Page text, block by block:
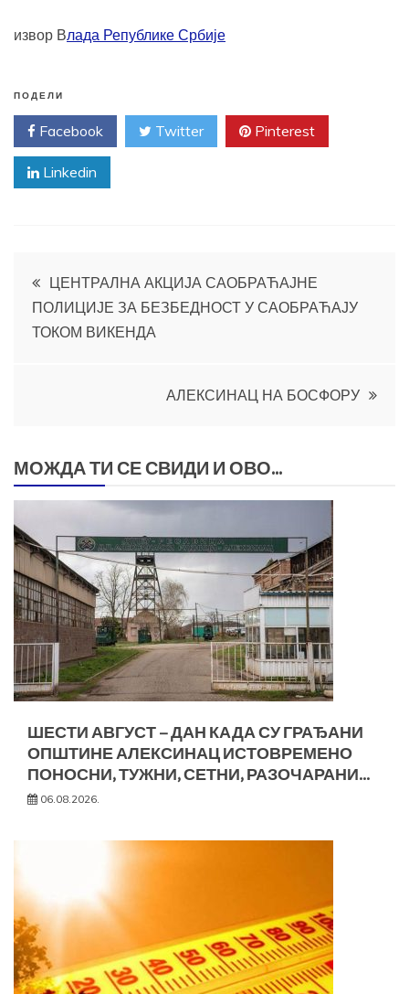
извор Влада Републике Србије
ПОДЕЛИ
Facebook Twitter Pinterest
Linkedin
Кретање
чланка
ЦЕНТРАЛНА АКЦИЈА САОБРАЋАЈНЕ
ПОЛИЦИЈЕ ЗА БЕЗБЕДНОСТ У САОБРАЋАЈУ
ТОКОМ ВИКЕНДА
АЛЕКСИНАЦ НА БОСФОРУ
МОЖДА ТИ СЕ СВИДИ И ОВО...
ШЕСТИ АВГУСТ – ДАН КАДА СУ ГРАЂАНИ
ОПШТИНЕ АЛЕКСИНАЦ ИСТОВРЕМЕНО
ПОНОСНИ, ТУЖНИ, СЕТНИ, РАЗОЧАРАНИ…
06.08.2026.